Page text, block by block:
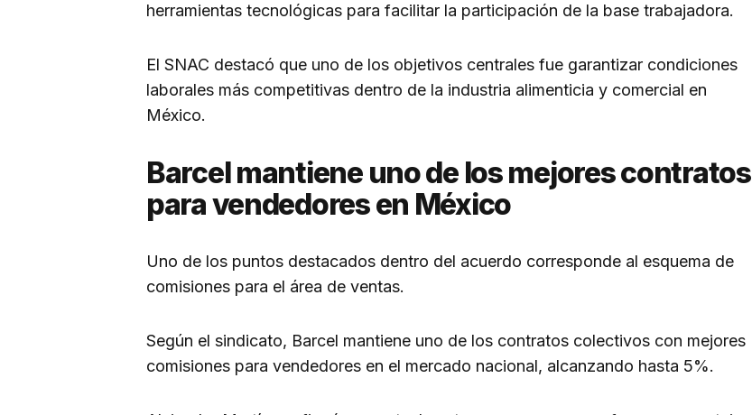
herramientas tecnológicas para facilitar la participación de la base trabajadora.
El SNAC destacó que uno de los objetivos centrales fue garantizar condiciones
laborales más competitivas dentro de la industria alimenticia y comercial en
México.
Barcel mantiene uno de los mejores contratos
para vendedores en México
Uno de los puntos destacados dentro del acuerdo corresponde al esquema de
comisiones para el área de ventas.
Según el sindicato, Barcel mantiene uno de los contratos colectivos con mejores
comisiones para vendedores en el mercado nacional, alcanzando hasta 5%.